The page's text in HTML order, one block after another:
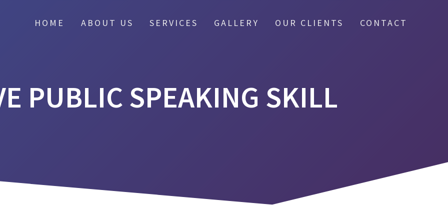
HOME ABOUT US SERVICES GALLERY OUR CLIENTS CONTACT
PUBLIC SPEAKING SKILL